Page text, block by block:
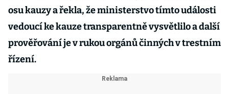
osu kauzy a řekla, že ministerstvo tímto události
vedoucí ke kauze transparentně vysvětlilo a další
prověřování je v rukou orgánů činných v trestním
řízení.